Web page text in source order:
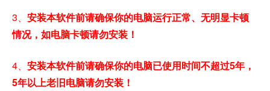
3、 安装本软件前请确保你的电脑运行正常、无明显卡顿
情况，如电脑卡顿请勿安装！
4、 安装本软件前请确保你的电脑已使用时间不超过5年，
5年以上老旧电脑请勿安装！